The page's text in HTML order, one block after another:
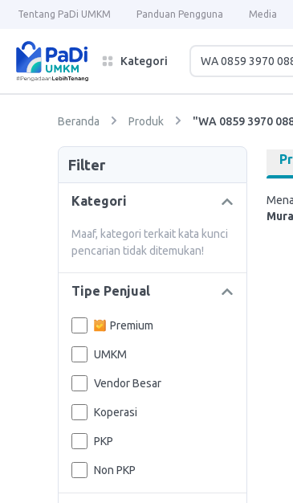
Tentang PaDi UMKM Panduan Pengguna Media
Kategori
Beranda Produk "WA 0859 3970
Filter
Kategori
Maaf, kategori terkait kata kunci
pencarian tidak ditemukan!
Tipe Penjual
Premium
UMKM
Vendor Besar
Koperasi
PKP
Non PKP